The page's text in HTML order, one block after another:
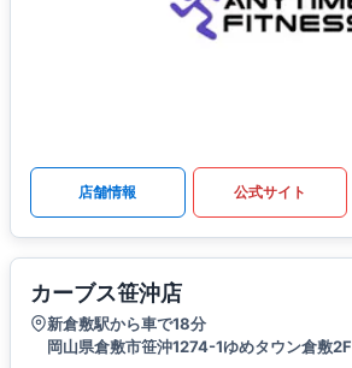
店舗情報 公式サイト
カーブス笹沖店
新倉敷駅から車で18分
岡山県倉敷市笹沖1274-1ゆめタウン倉敷2F